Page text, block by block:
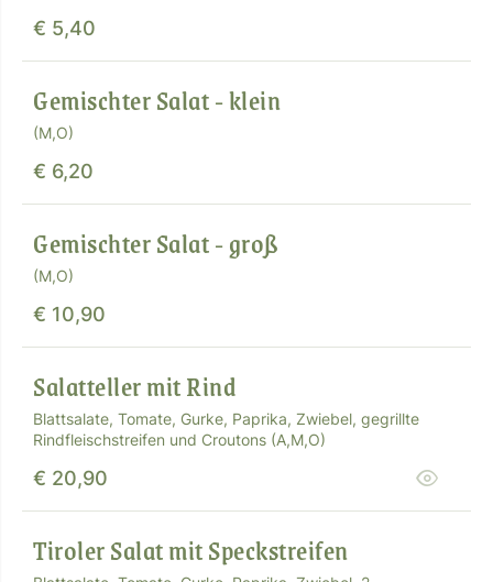
€ 5,40
Gemischter Salat - klein
(M,O)
€ 6,20
Gemischter Salat - groß
(M,O)
€ 10,90
Salatteller mit Rind
Blattsalate, Tomate, Gurke, Paprika, Zwiebel, gegrillte
Rindfleischstreifen und Croutons (A,M,O)
€ 20,90
Tiroler Salat mit Speckstreifen